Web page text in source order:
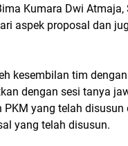
Kumara Dwi Atmaja,
aspek proposal dan
kesembilan tim
dengan sesi tanya
yang telah disusun
yang telah disusun.